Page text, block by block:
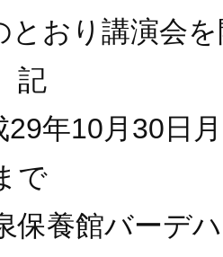
とおり講演会
29年10月30日
で
保養館バーデ